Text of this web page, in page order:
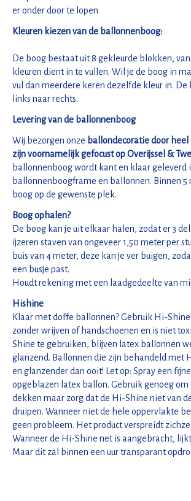
er onder door te lopen
Kleuren kiezen van de ballonnenboog:
De boog bestaat uit 8 gekleurde blokken,
kleuren dient in te vullen. Wil je de boog in
vul dan meerdere keren dezelfde kleur in. De
links naar rechts.
Levering van de ballonnenboog
Wij bezorgen onze ballondecoratie door
zijn voornamelijk gefocust op Overijssel &
ballonnenboog wordt kant en klaar geleverd
ballonnenboogframe en ballonnen. Binnen 5
boog op de gewenste plek.
Boog ophalen?
De boog kan je uit elkaar halen, zodat er 3
ijzeren staven van ongeveer 1,50 meter per
buis van 4 meter, deze kan je ver buigen,
een busje past.
Houdt rekening met een laadgedeelte van
Hishine
Klaar met doffe ballonnen? Gebruik Hi-
zonder wrijven of handschoenen en is niet
Shine te gebruiken, blijven latex ballonnen
glanzend. Ballonnen die zijn behandeld met
en glanzender dan ooit! Let op: Spray een
opgeblazen latex ballon. Gebruik genoeg om
dekken maar zorg dat de Hi-Shine niet van
druipen. Wanneer niet de hele oppervlakte
geen probleem. Het product verspreidt
Wanneer de Hi-Shine net is aangebracht,
Maar dit zal binnen een uur transparant